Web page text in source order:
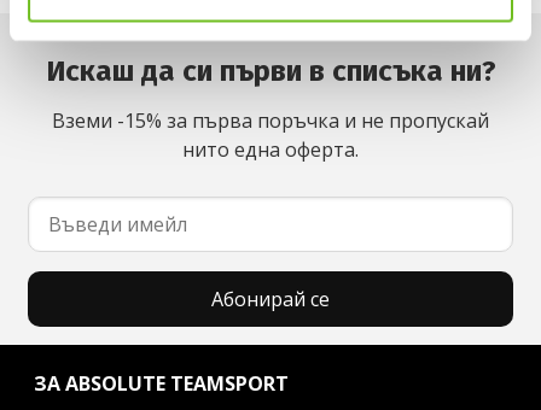
Искаш да си първи в списъка ни?
Вземи -15% за първа поръчка и не пропускай
нито една оферта.
Абонирай се
ЗА ABSOLUTE TEAMSPORT